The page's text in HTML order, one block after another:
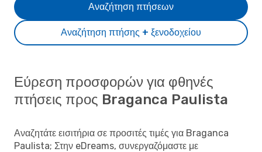
Αναζήτηση πτήσης + ξενοδοχείου
Αναζήτηση πτήσεων
Εύρεση προσφορών για φθηνές
πτήσεις προς Braganca Paulista
Αναζητάτε εισιτήρια σε προσιτές τιμές για Braganca
Paulista; Στην eDreams, συνεργαζόμαστε με